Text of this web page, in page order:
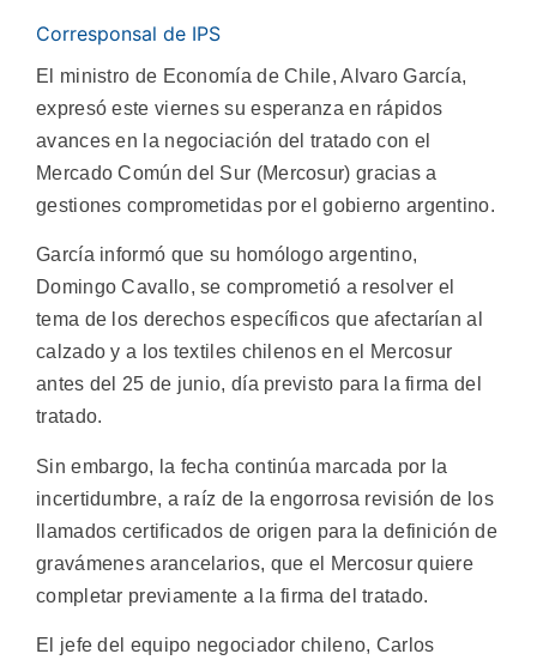
Corresponsal de IPS
El ministro de Economía de Chile, Alvaro García,
expresó este viernes su esperanza en rápidos
avances en la negociación del tratado con el
Mercado Común del Sur (Mercosur) gracias a
gestiones comprometidas por el gobierno argentino.
García informó que su homólogo argentino,
Domingo Cavallo, se comprometió a resolver el
tema de los derechos específicos que afectarían al
calzado y a los textiles chilenos en el Mercosur
antes del 25 de junio, día previsto para la firma del
tratado.
Sin embargo, la fecha continúa marcada por la
incertidumbre, a raíz de la engorrosa revisión de los
llamados certificados de origen para la definición de
gravámenes arancelarios, que el Mercosur quiere
completar previamente a la firma del tratado.
El jefe del equipo negociador chileno, Carlos